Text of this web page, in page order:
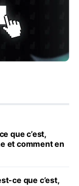
que c’est,
et comment en
ce que c’est,